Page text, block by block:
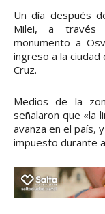
Un día después
Milei, a través
monumento a
ingreso a la ciudad
Cruz.
Medios de la
señalaron que «la
avanza en el país,
impuesto durante